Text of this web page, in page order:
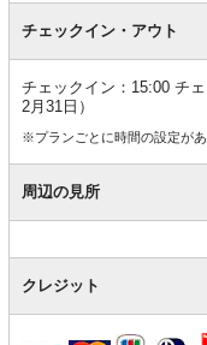
チェックイン・アウト
チェックイン：15:00 チ
2月31日）
※プランごとに時間の設定が
周辺の見所
クレジット